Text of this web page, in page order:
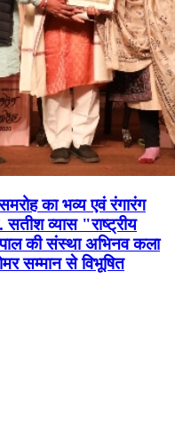
का भव्य एवं रंगारंग
व्यास "राष्ट्रीय
की संस्था अभिनव कला
सम्मान से विभूषित